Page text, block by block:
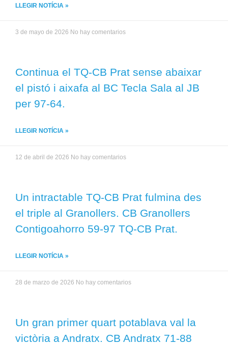
LLEGIR NOTÍCIA »
3 de mayo de 2026 No hay comentarios
Continua el TQ-CB Prat sense abaixar
el pistó i aixafa al BC Tecla Sala al JB
per 97-64.
LLEGIR NOTÍCIA »
12 de abril de 2026 No hay comentarios
Un intractable TQ-CB Prat fulmina des
el triple al Granollers. CB Granollers
Contigoahorro 59-97 TQ-CB Prat.
LLEGIR NOTÍCIA »
28 de marzo de 2026 No hay comentarios
Un gran primer quart potablava val la
victòria a Andratx. CB Andratx 71-88